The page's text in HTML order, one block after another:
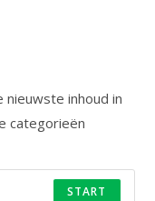
nieuwste inhoud in
categorieën
START